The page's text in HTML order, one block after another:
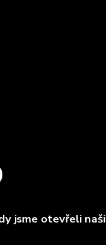
jsme otevřeli naši